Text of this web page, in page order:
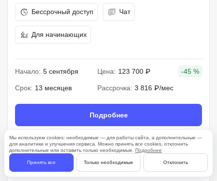
Бессрочный доступ Чат
Для начинающих
Начало: 5 сентября Цена: 123 700 ₽ -45 %
Срок: 13 месяцев Рассрочка: 3 816 ₽/мес
Подробнее
4.7
261 отзыв
Мы используем cookies: необходимые — для работы сайта, а дополнительные —
для аналитики и улучшения сервиса. Можно принять все cookies, отклонить
дополнительные или оставить только необходимые. Подробнее
Принять все Только необходимые Отклонить